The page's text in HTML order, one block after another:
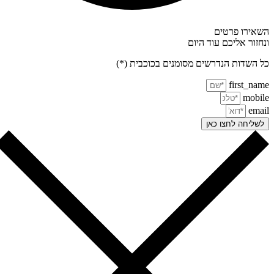
פרטים
אליכם עוד היום
השדות הנדרשים מסומנים בכוכבית (*)
לשליחה לחצו כאן